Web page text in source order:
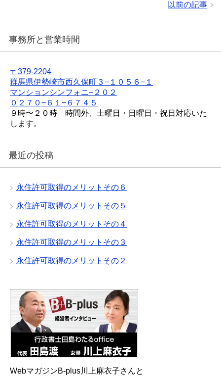
以前の記事
事務所と営業時間
〒379-2204
群馬県伊勢崎市西久保町３−１０５６−１
マンションシンフォニ−２０２
０２７０−６１−６７４５
９時〜２０時 時間外、土曜日・日曜日・祝日対応いた
します。
最近の投稿
永住許可取得のメリットその６
永住許可取得のメリットその５
永住許可取得のメリットその４
永住許可取得のメリットその３
永住許可取得のメリットその２
WebマガジンB-plus川上麻衣子さんと